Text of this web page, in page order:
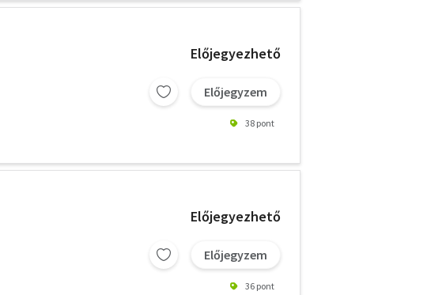
Előjegyezhető
Előjegyzem
38 pont
Előjegyezhető
Előjegyzem
36 pont